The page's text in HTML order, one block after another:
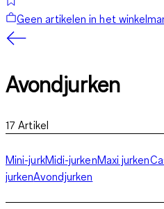
Geen artikelen in het
Avondjurken
17 Artikel
Mini-jurkMidi-jurkenMaxi jurken
jurkenAvondjurken